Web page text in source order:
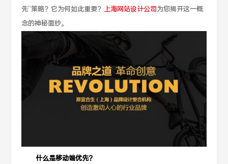
先”策略？它为何如此重要？ 上海网站设计公司为您揭开这一概
念的神秘面纱。
什么是移动端优先？